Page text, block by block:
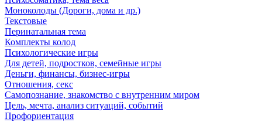
Моноколоды (Дороги, дома и др.)
Текстовые
Перинатальная тема
Комплекты колод
Психологические игры
Для детей, подростков, семейные игры
Деньги, финансы, бизнес-игры
Отношения, секс
Самопознание, знакомство с внутренним миром
Цель, мечта, анализ ситуаций, событий
Профориентация